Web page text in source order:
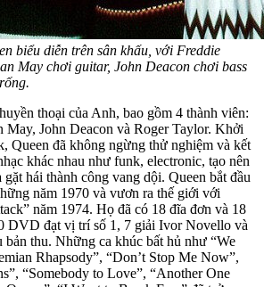
biểu diễn trên sân khấu, với Freddie
May chơi guitar, John Deacon chơi bass
thoại của Anh, bao gồm 4 thành viên:
May, John Deacon và Roger Taylor. Khởi
Queen đã không ngừng thử nghiệm và kết
khác nhau như funk, electronic, tạo nên
hái thành công vang dội. Queen bắt đầu
năm 1970 và vươn ra thế giới với
năm 1974. Họ đã có 18 đĩa đơn và 18
DVD đạt vị trí số 1, 7 giải Ivor Novello và
bản thu. Những ca khúc bất hủ như “We
Rhapsody”, “Don’t Stop Me Now”,
“Somebody to Love”, “Another One